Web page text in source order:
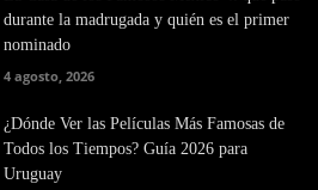
durante la madrugada y quién es el primer
nominado
4 agosto, 2026
¿Dónde Ver las Películas Más Famosas de
Todos los Tiempos? Guía 2026 para
Uruguay